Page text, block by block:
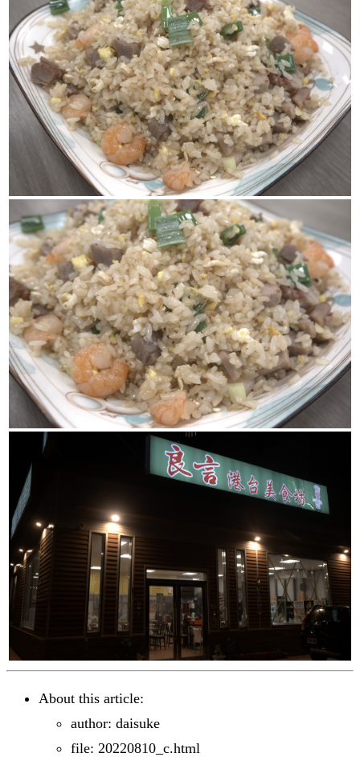
About this article:
author: daisuke
file: 20220810_c.html